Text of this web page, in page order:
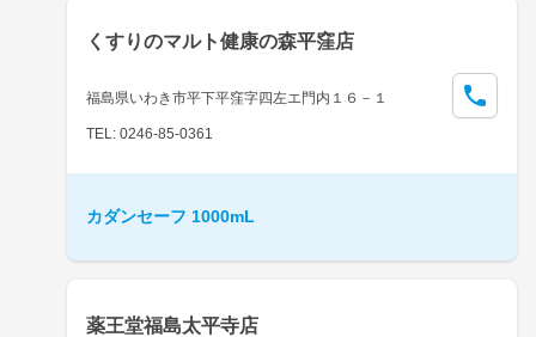
くすりのマルト健康の森平窪店
福島県いわき市平下平窪字四左エ門内１６－１
TEL: 0246-85-0361
カダンセーフ 1000mL
薬王堂福島太平寺店